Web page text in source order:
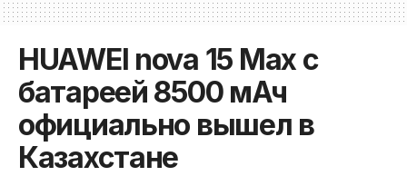
HUAWEI nova 15 Max с
батареей 8500 мАч
официально вышел в
Казахстане